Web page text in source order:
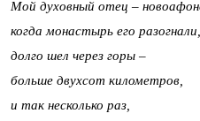
Мой духовный отец –
когда монастырь его разогнали,
долго шел через горы –
больше двухсот километров,
и так несколько раз,